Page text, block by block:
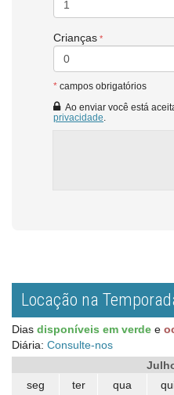
Crianças
* campos obrigatórios
Ao enviar você está
privacidade
Locação na
Dias disponíveis em verde e
Diária: Consulte-nos
seg
ter qua